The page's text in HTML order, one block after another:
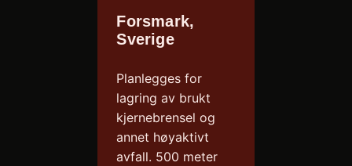
Forsmark,
Sverige
Planlegges for
lagring av brukt
kjernebrensel og
annet høyaktivt
avfall. 500 meter